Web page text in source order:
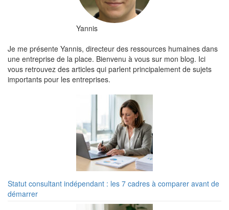
Yannis
Je me présente Yannis, directeur des ressources humaines dans
une entreprise de la place. Bienvenu à vous sur mon blog. Ici
vous retrouvez des articles qui parlent principalement de sujets
importants pour les entreprises.
Statut consultant indépendant : les 7 cadres à comparer avant de
démarrer